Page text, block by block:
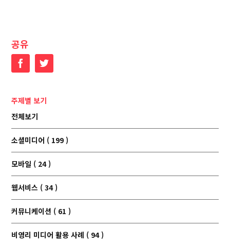
공유
FacebookTwitter
주제별 보기
전체보기
소셜미디어 ( 199 )
모바일 ( 24 )
웹서비스 ( 34 )
커뮤니케이션 ( 61 )
비영리 미디어 활용 사례 ( 94 )